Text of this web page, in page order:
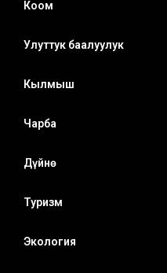
Коом
Улуттук баалуулук
Кылмыш
Чарба
Дүйнө
Туризм
Экология